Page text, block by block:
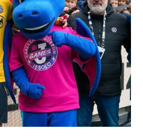
Academy
Cattedra Universidad Europea
Esports